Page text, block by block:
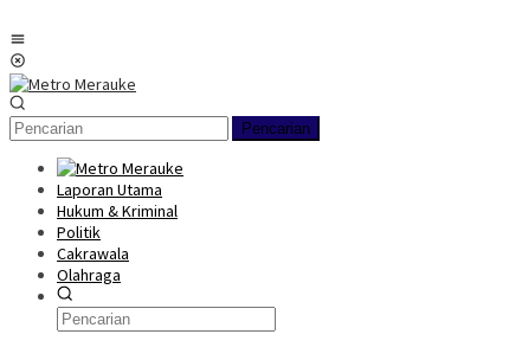
ke
konten
Pencarian
Laporan Utama
Hukum & Kriminal
Politik
Cakrawala
Olahraga